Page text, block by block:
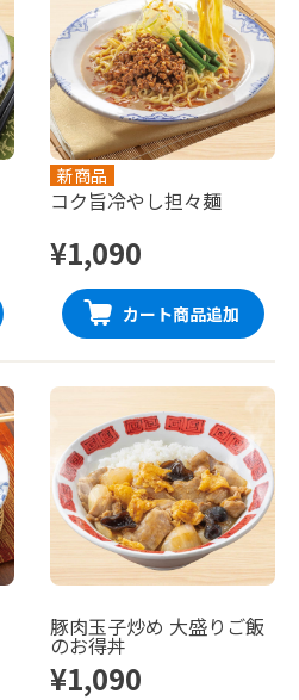
新商品
コク旨冷やし担々麺
¥1,090
カート商品追加
豚肉玉子炒め 大盛りご飯
のお得丼
¥1,090